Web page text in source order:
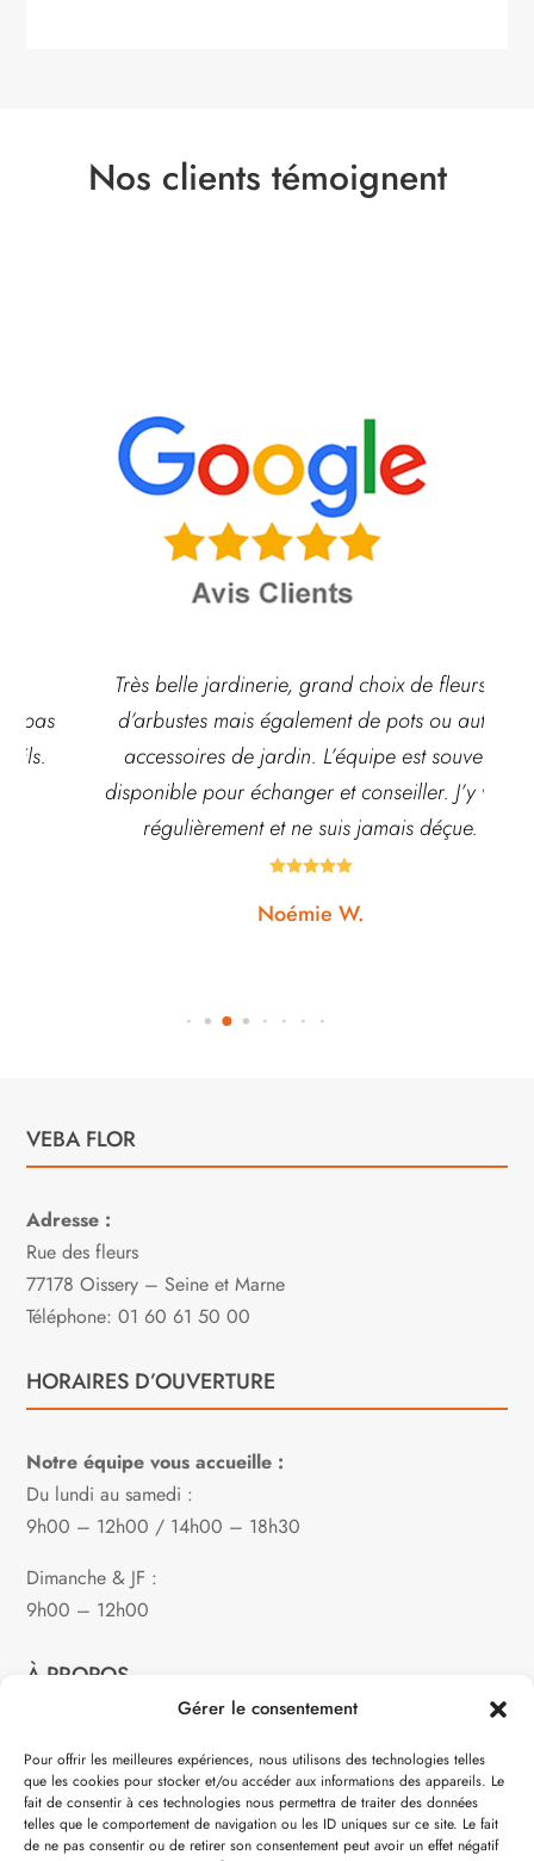
Gérer le consentement
Pour offrir les meilleures expériences, nous utilisons des technologies telles
que les cookies pour stocker et/ou accéder aux informations des appareils. Le
fait de consentir à ces technologies nous permettra de traiter des données
telles que le comportement de navigation ou les ID uniques sur ce site. Le fait
de ne pas consentir ou de retirer son consentement peut avoir un effet négatif
Nos clients témoignent
Très belle jardinerie, grand choix de fleurs et
d’arbustes mais également de pots ou autre
accessoires de jardin. L’équipe est souvent
disponible pour échanger et conseiller. J’y vais
régulièrement et ne suis jamais déçue.

Noémie W.
VEBA FLOR
Adresse :
Rue des fleurs
77178 Oissery – Seine et Marne
Téléphone: 01 60 61 50 00
HORAIRES D’OUVERTURE
Notre équipe vous accueille :
Du lundi au samedi :
9h00 – 12h00 / 14h00 – 18h30
Dimanche & JF :
9h00 – 12h00
À PROPOS
Notre philosophie
Contact
Partenaire de: